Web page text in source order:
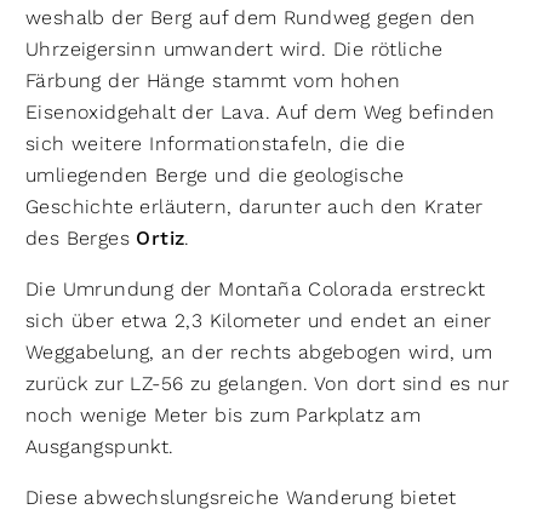
weshalb der Berg auf dem Rundweg gegen den
Uhrzeigersinn umwandert wird. Die rötliche
Färbung der Hänge stammt vom hohen
Eisenoxidgehalt der Lava. Auf dem Weg befinden
sich weitere Informationstafeln, die die
umliegenden Berge und die geologische
Geschichte erläutern, darunter auch den Krater
des Berges Ortiz.
Die Umrundung der Montaña Colorada erstreckt
sich über etwa 2,3 Kilometer und endet an einer
Weggabelung, an der rechts abgebogen wird, um
zurück zur LZ-56 zu gelangen. Von dort sind es nur
noch wenige Meter bis zum Parkplatz am
Ausgangspunkt.
Diese abwechslungsreiche Wanderung bietet